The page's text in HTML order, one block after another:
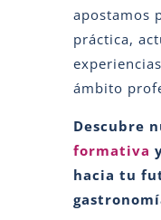
apostamos
práctica,
ámbito
Descubre
formativa
hacia tu